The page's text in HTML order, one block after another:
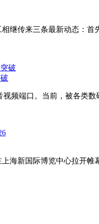
继传来三条最新动态：首
频端口。当前，被各类
上海新国际博览中心拉开帷